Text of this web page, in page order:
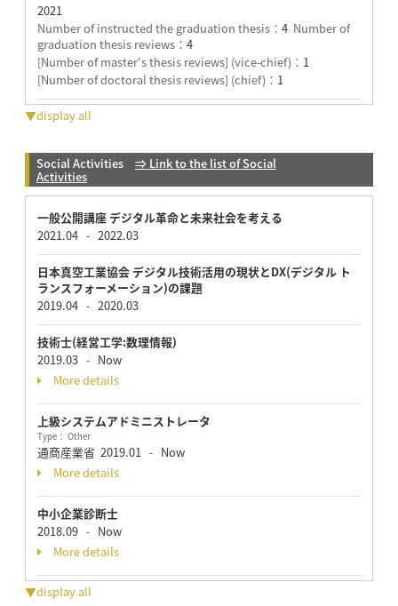
2021
Number of instructed the graduation thesis： 4 Number of
graduation thesis reviews： 4
[Number of master's thesis reviews] (vice-chief)： 1
[Number of doctoral thesis reviews] (chief)： 1
▼display all
Social Activities ⇒ Link to the list of Social
Activities
一般公開講座 デジタル革命と未来社会を考える
2021.04 - 2022.03
日本真空工業協会 デジタル技術活用の現状とDX(デジタル ト
ランスフォーメーション)の課題
2019.04 - 2020.03
技術士(経営工学:数理情報)
2019.03 -
Now
More details
上級システムアドミニストレータ
Type： Other
通商産業省 2019.01 -
Now
More details
中小企業診断士
2018.09 -
Now
More details
▼display all